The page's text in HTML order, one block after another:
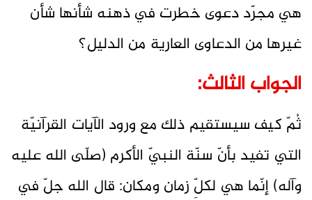
هي مجرّد دعوى خطرت في ذهنه شأنها شأن
غيرها من الدعاوى العارية من الدليل؟
الجواب الثالث:
ثُمّ كيف سيستقيم ذلك مع ورود الآيات القرآنيّة
التي تفيد بأنّ سنّة النبيّ الأكرم (صلّى الله عليه
وآله) إنّما هي لكلِّ زمان ومكان: قال الله جلّ في